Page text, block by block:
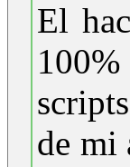
El
de mi